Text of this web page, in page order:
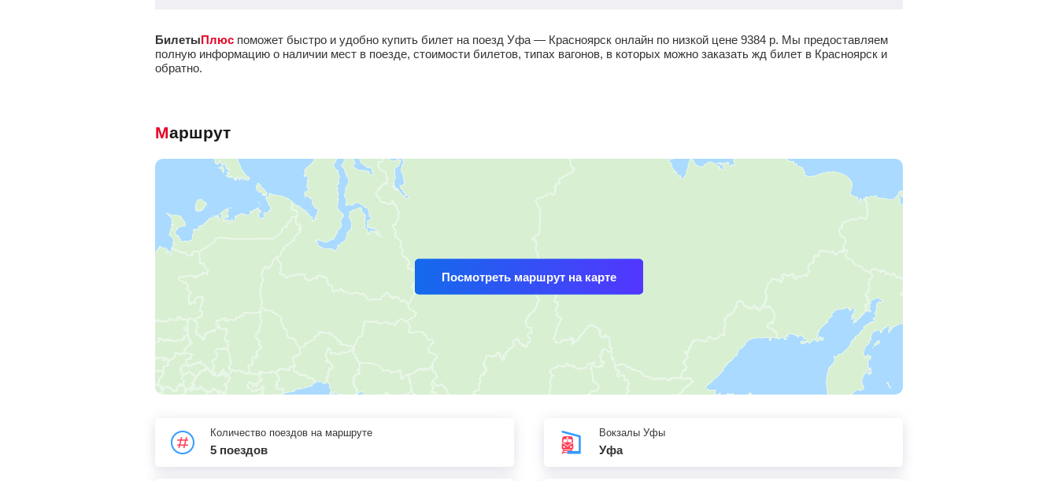
БилетыПлюс поможет быстро и удобно купить билет на поезд Уфа — Красноярск онлайн по низкой цене 9384 р. Мы предоставляем
полную информацию о наличии мест в поезде, стоимости билетов, типах вагонов, в которых можно заказать жд билет в Красноярск и
обратно.
Маршрут
Посмотреть маршрут на карте
Количество поездов на маршруте
5 поездов
Вокзалы Уфы
Уфа